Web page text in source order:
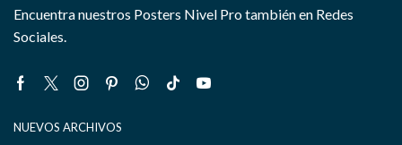
Encuentra nuestros Posters Nivel Pro también en Redes
Sociales.
Facebook
TwitterInstagram
PinterestWhatsapp
Tik- Youtube
NUEVOS ARCHIVOS